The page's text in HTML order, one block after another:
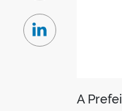
A
Linkedin